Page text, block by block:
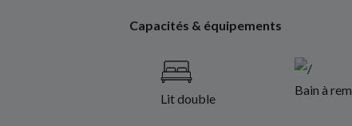
Capacités & équipements
Lit double
Bain à